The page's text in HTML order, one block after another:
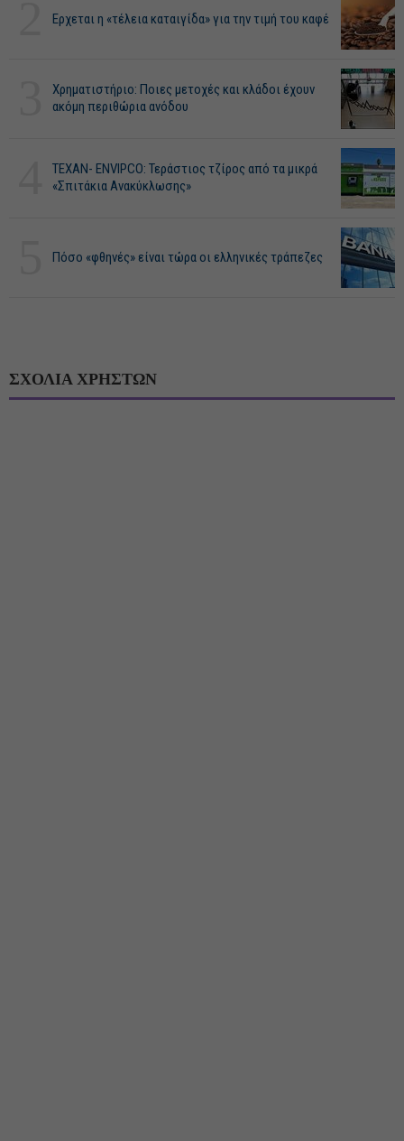
Ερχεται η «τέλεια καταιγίδα» για την τιμή του καφέ
Χρηματιστήριο: Ποιες μετοχές και κλάδοι έχουν
ακόμη περιθώρια ανόδου
ΤΕΧΑΝ- ENVIPCO: Τεράστιος τζίρος από τα μικρά
«Σπιτάκια Ανακύκλωσης»
Πόσο «φθηνές» είναι τώρα οι ελληνικές τράπεζες
ΣΧΟΛΙΑ ΧΡΗΣΤΩΝ